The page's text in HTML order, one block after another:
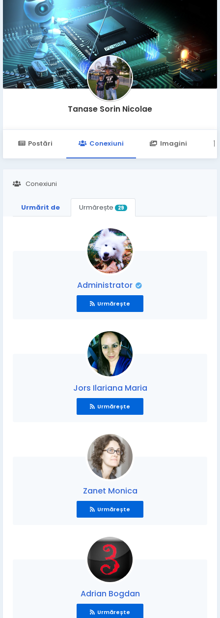
Tanase Sorin Nicolae
Postări Conexiuni Imagini
Conexiuni
Urmărit de Urmărește 29
Administrator
Urmărește
Jors Ilariana Maria
Urmărește
Zanet Monica
Urmărește
Adrian Bogdan
Urmărește